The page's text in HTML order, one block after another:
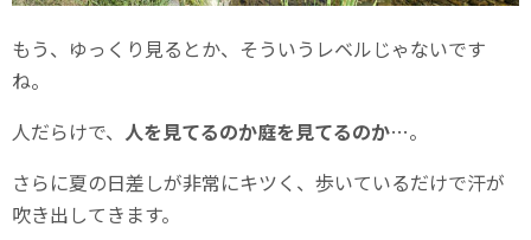
もう、ゆっくり見るとか、そういうレベルじゃないです
ね。
人だらけで、 人を見てるのか庭を見てるのか…。
さらに夏の日差しが非常にキツく、歩いているだけで汗が
吹き出してきます。